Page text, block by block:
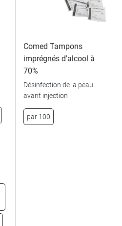
Comed Tampons
imprégnés d'alcool à
70%
Désinfection de la peau
avant injection
par 100